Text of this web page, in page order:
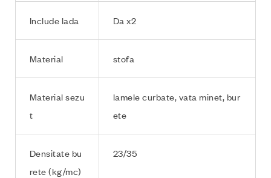
Include lada Da x2
Material stofa
Material sezu
t
lamele curbate, vata minet, bur
ete
Densitate bu
rete (kg/mc)
23/35